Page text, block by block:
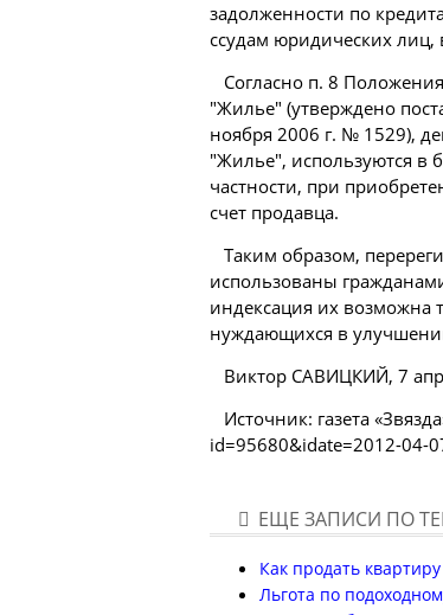
задолженности по
ссудам юридических
Согласно п. 8
"Жилье" (утверждено
ноября 2006 г. № 1529),
"Жилье", используются в
частности, при
счет продавца.
Таким образом,
использованы
индексация их возможна
нуждающихся в
Виктор САВИЦКИЙ, 7
Источник: газета
id=95680&idate=2012-04-
ЕЩЕ ЗАПИСИ ПО
Как продать
Льгота по